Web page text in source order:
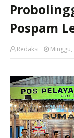
Pospam
Redaksi Minggu,